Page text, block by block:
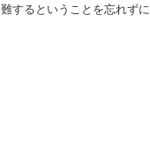
するということを忘れず